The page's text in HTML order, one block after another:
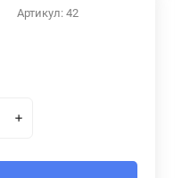
Артикул: 42